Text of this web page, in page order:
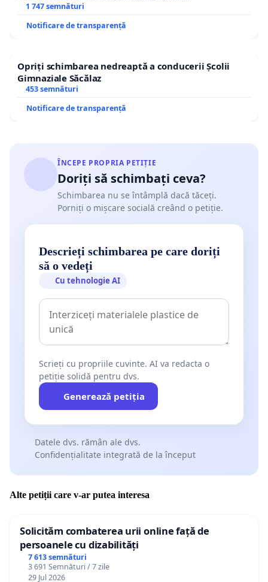
1 747 semnături
Notificare de transparență
Opriți schimbarea nedreaptă a conducerii Școlii
Gimnaziale Săcălaz
453 semnături
Notificare de transparență
ÎNCEPE PROPRIA PETIȚIE
Doriți să schimbați ceva?
Schimbarea nu se întâmplă dacă tăceți.
Porniți o mișcare socială creând o petiție.
Descrieți schimbarea pe care doriți
să o vedeți
Cu tehnologie AI
Scrieți cu propriile cuvinte. AI va redacta o
petiție solidă pentru dvs.
Generează petiția
Datele dvs. rămân ale dvs.
Confidențialitate integrată de la început
Alte petiții care v-ar putea interesa
Solicităm combaterea urii online față de
persoanele cu dizabilități
7 613 semnături
3 691 Semnături / 7 zile
29 Jul 2026